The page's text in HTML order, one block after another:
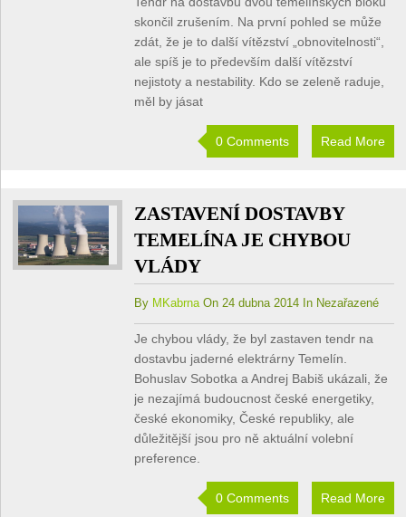
skončil zrušením. Na první pohled se může
zdát, že je to další vítězství „obnovitelnosti“,
ale spíš je to především další vítězství
nejistoty a nestability. Kdo se zeleně raduje,
měl by jásat
0 Comments Read More
ZASTAVENÍ DOSTAVBY
TEMELÍNA JE CHYBOU
VLÁDY
By MKabrnaOn 24 dubna 2014 In Nezařazené
Je chybou vlády, že byl zastaven tendr na
dostavbu jaderné elektrárny Temelín.
Bohuslav Sobotka a Andrej Babiš ukázali, že
je nezajímá budoucnost české energetiky,
české ekonomiky, České republiky, ale
důležitější jsou pro ně aktuální volební
preference.
0 Comments Read More